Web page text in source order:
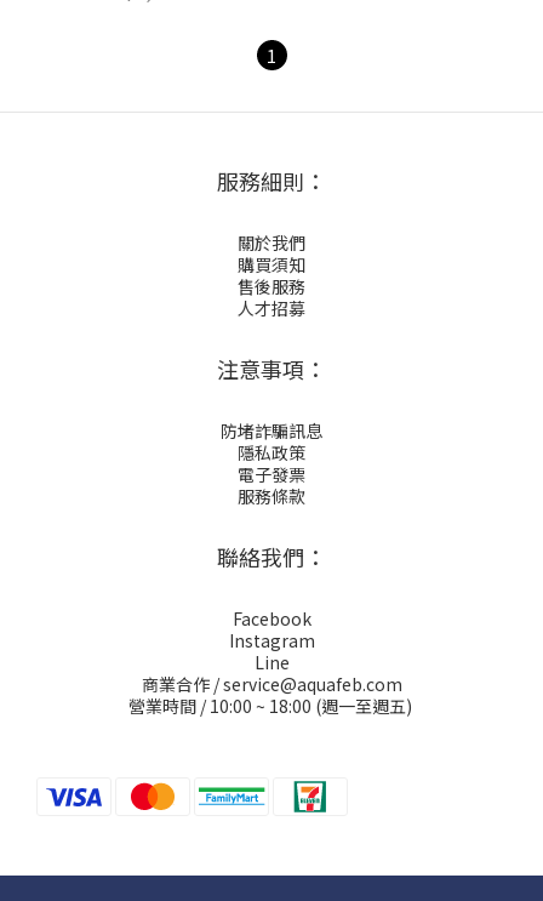
1
服務細則：
關於我們
購買須知
售後服務
人才招募
注意事項：
防堵詐騙訊息
隱私政策
電子發票
服務條款
聯絡我們：
Facebook
Instagram
Line
商業合作 / service@aquafeb.com
營業時間 / 10:00 ~ 18:00 (週一至週五)